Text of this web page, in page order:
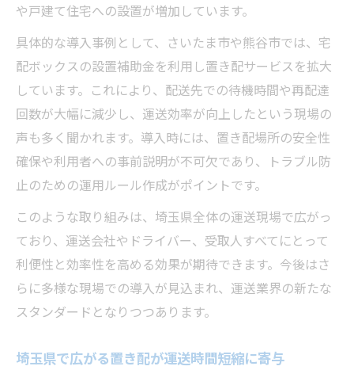
や戸建て住宅への設置が増加しています。
具体的な導入事例として、さいたま市や熊谷市では、宅
配ボックスの設置補助金を利用し置き配サービスを拡大
しています。これにより、配送先での待機時間や再配達
回数が大幅に減少し、運送効率が向上したという現場の
声も多く聞かれます。導入時には、置き配場所の安全性
確保や利用者への事前説明が不可欠であり、トラブル防
止のための運用ルール作成がポイントです。
このような取り組みは、埼玉県全体の運送現場で広がっ
ており、運送会社やドライバー、受取人すべてにとって
利便性と効率性を高める効果が期待できます。今後はさ
らに多様な現場での導入が見込まれ、運送業界の新たな
スタンダードとなりつつあります。
埼玉県で広がる置き配が運送時間短縮に寄与